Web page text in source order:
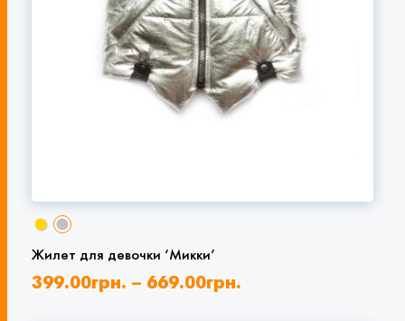
Жилет для девочки ‘Микки’
399.00грн. – 669.00грн.